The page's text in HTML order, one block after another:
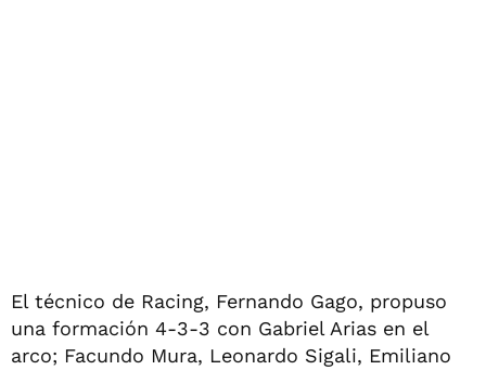
El técnico de Racing, Fernando Gago, propuso
una formación 4-3-3 con Gabriel Arias en el
arco; Facundo Mura, Leonardo Sigali, Emiliano